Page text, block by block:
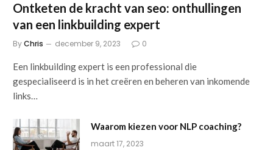
Ontketen de kracht van seo: onthullingen
van een linkbuilding expert
ByChris december 9, 2023 0
Een linkbuilding expert is een professional die
gespecialiseerd is in het creëren en beheren van inkomende
links…
Waarom kiezen voor NLP coaching?
maart 17, 2023